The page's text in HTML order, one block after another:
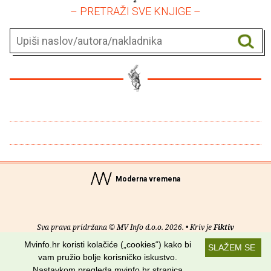
– PRETRAŽI SVE KNJIGE –
Moderna vremena
Sva prava pridržana © MV Info d.o.o. 2026. • Kriv jeFiktiv
O nama• Pomoć• Uvjeti korištenja•RSS kanaliSLAŽEM SE
Mvinfo.hr koristi kolačiće („cookies“) kako bi
vam pružio bolje korisničko iskustvo.